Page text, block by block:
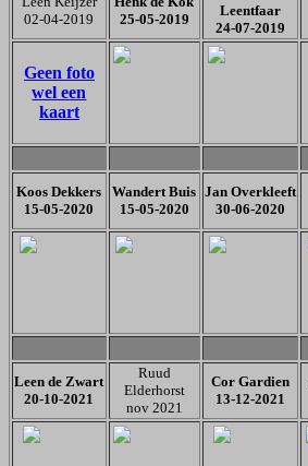
02-04-2019
25-05-2019
Leentfaar
24-07-2019
Geen foto
wel een
kaart
Koos Dekkers
15-05-2020
Wandert Buis
15-05-2020
Jan Overkleeft
30-06-2020
Leen de Zwart
20-10-2021
Ruud
Elderhorst
nov 2021
Cor Gardien
13-12-2021